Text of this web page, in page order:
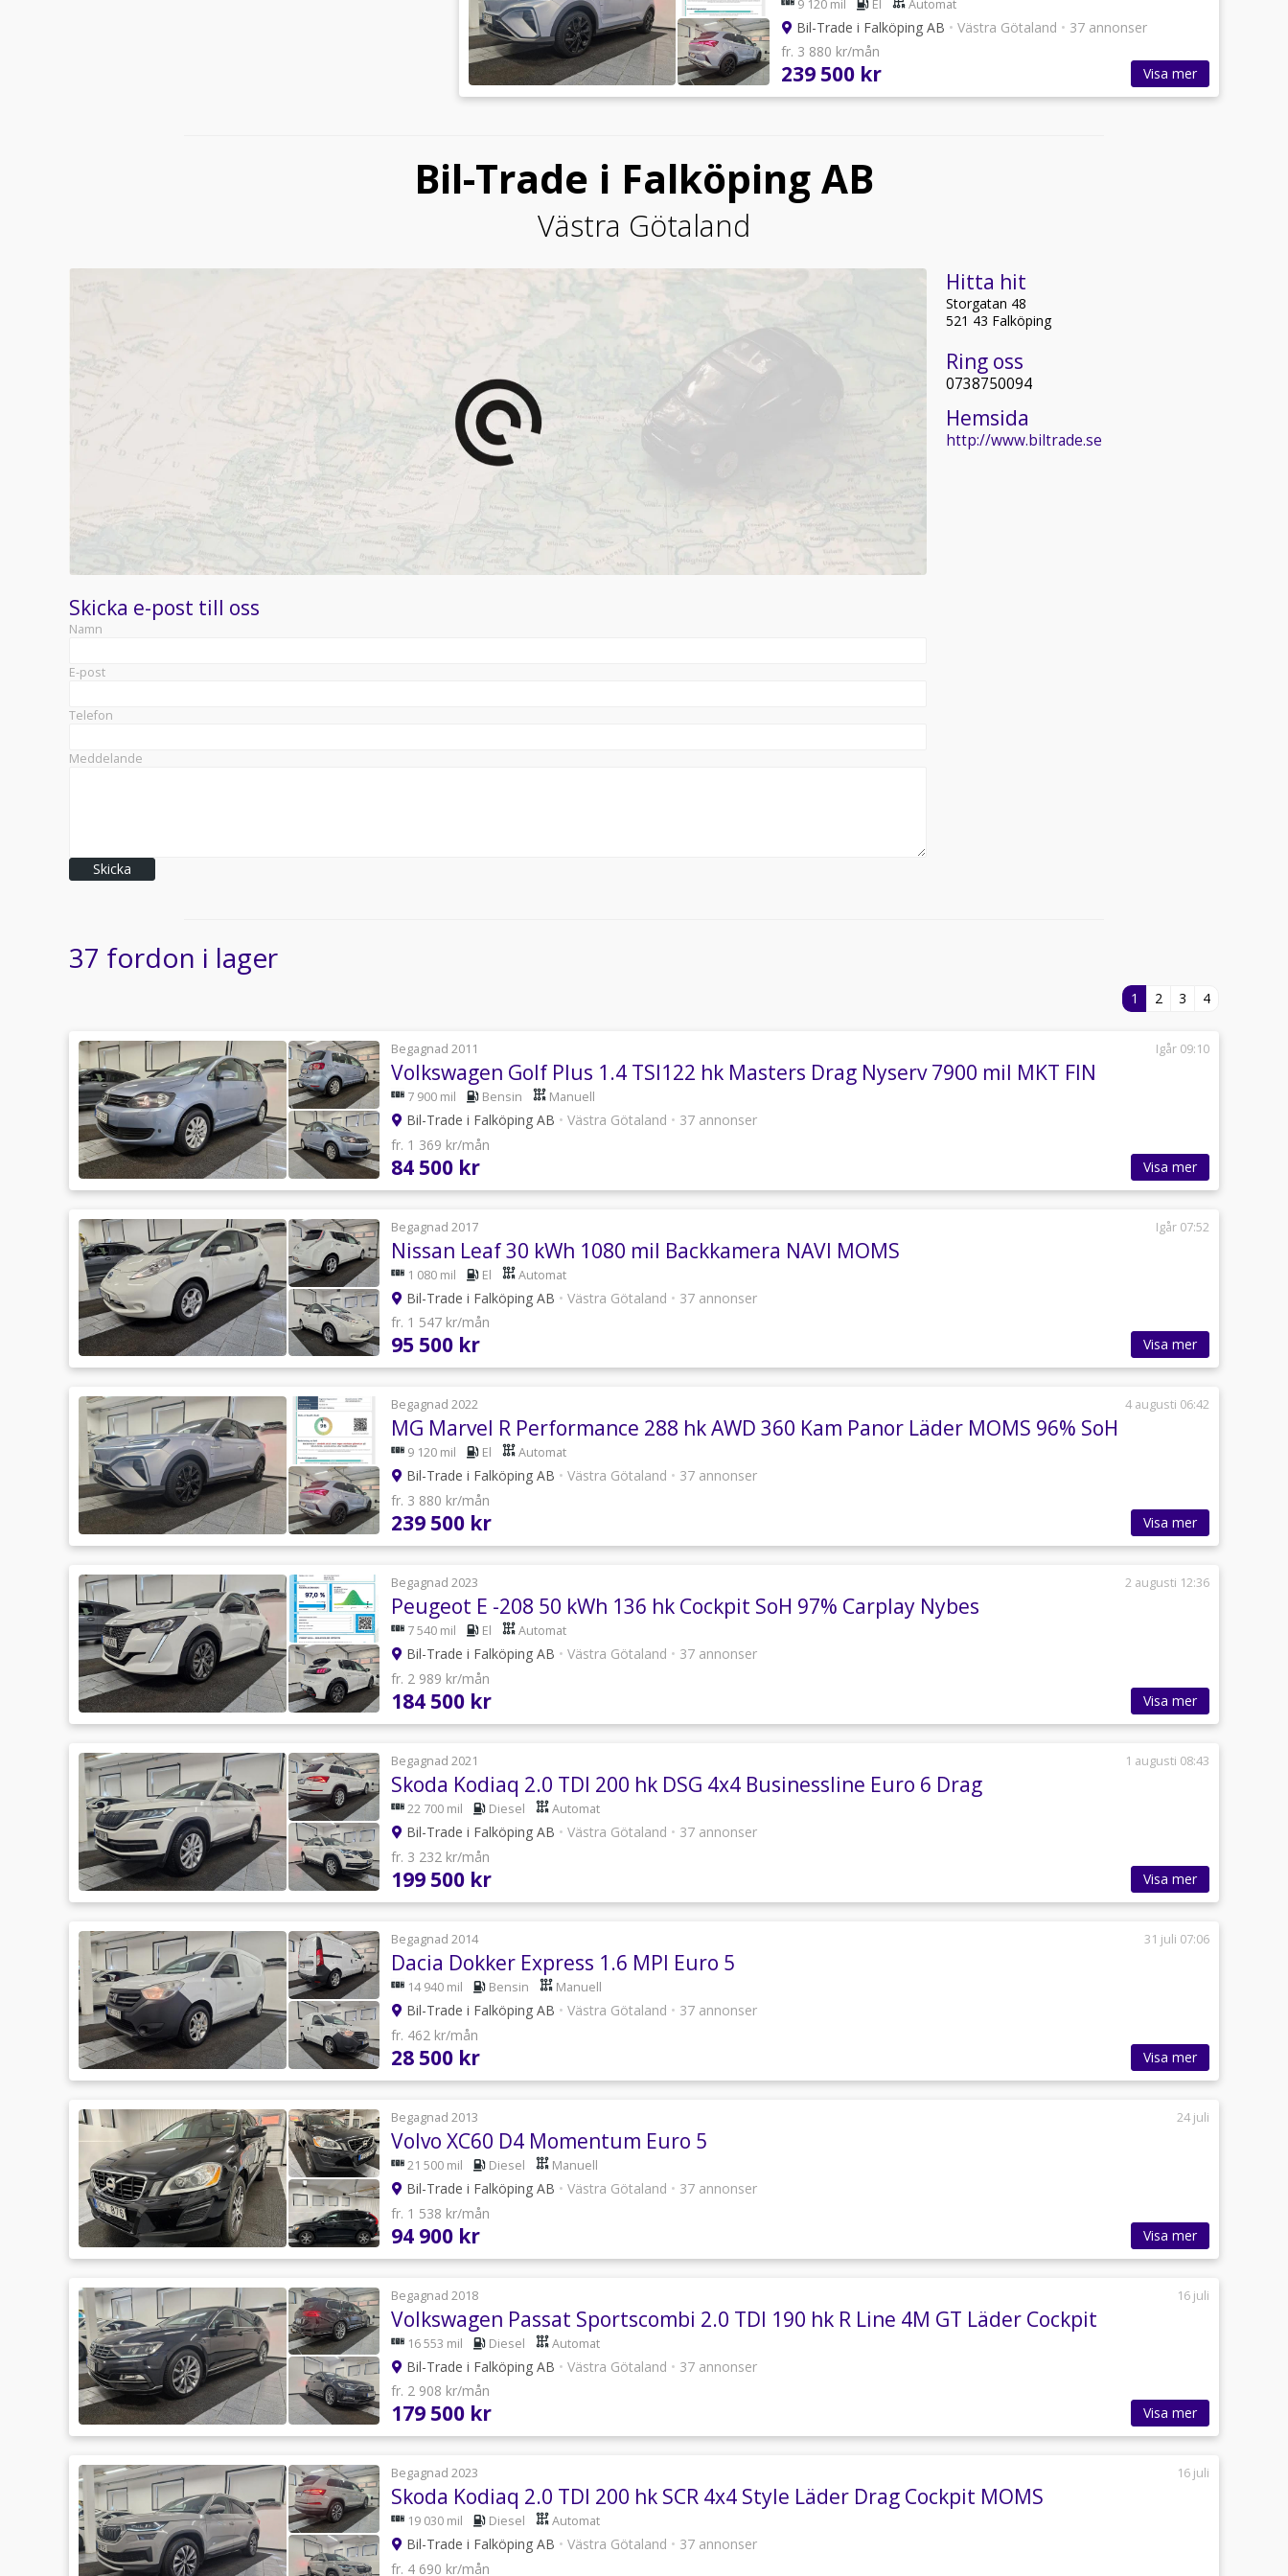
9 120 mil El Automat
Bil-Trade i Falköping AB • Västra Götaland • 37 annonser
fr. 3 880 kr/mån
239 500 kr Visa mer
Bil-Trade i Falköping AB
Västra Götaland
Skicka e-post till oss
Namn
E-post
Telefon
Meddelande
Skicka
Hitta hit
Storgatan 48
521 43 Falköping
Ring oss
0738750094
Hemsida
http://www.biltrade.se
37 fordon i lager
1 2 3 4
Begagnad 2011 Igår 09:10
Volkswagen Golf Plus 1.4 TSI122 hk Masters Drag Nyserv 7900 mil MKT FIN
7 900 mil Bensin Manuell
Bil-Trade i Falköping AB • Västra Götaland • 37 annonser
fr. 1 369 kr/mån
84 500 kr Visa mer
Begagnad 2017 Igår 07:52
Nissan Leaf 30 kWh 1080 mil Backkamera NAVI MOMS
1 080 mil El Automat
Bil-Trade i Falköping AB • Västra Götaland • 37 annonser
fr. 1 547 kr/mån
95 500 kr Visa mer
Begagnad 2022 4 augusti 06:42
MG Marvel R Performance 288 hk AWD 360 Kam Panor Läder MOMS 96% SoH
9 120 mil El Automat
Bil-Trade i Falköping AB • Västra Götaland • 37 annonser
fr. 3 880 kr/mån
239 500 kr Visa mer
Begagnad 2023 2 augusti 12:36
Peugeot E -208 50 kWh 136 hk Cockpit SoH 97% Carplay Nybes
7 540 mil El Automat
Bil-Trade i Falköping AB • Västra Götaland • 37 annonser
fr. 2 989 kr/mån
184 500 kr Visa mer
Begagnad 2021 1 augusti 08:43
Skoda Kodiaq 2.0 TDI 200 hk DSG 4x4 Businessline Euro 6 Drag
22 700 mil Diesel Automat
Bil-Trade i Falköping AB • Västra Götaland • 37 annonser
fr. 3 232 kr/mån
199 500 kr Visa mer
Begagnad 2014 31 juli 07:06
Dacia Dokker Express 1.6 MPI Euro 5
14 940 mil Bensin Manuell
Bil-Trade i Falköping AB • Västra Götaland • 37 annonser
fr. 462 kr/mån
28 500 kr Visa mer
Begagnad 2013 24 juli
Volvo XC60 D4 Momentum Euro 5
21 500 mil Diesel Manuell
Bil-Trade i Falköping AB • Västra Götaland • 37 annonser
fr. 1 538 kr/mån
94 900 kr Visa mer
Begagnad 2018 16 juli
Volkswagen Passat Sportscombi 2.0 TDI 190 hk R Line 4M GT Läder Cockpit
16 553 mil Diesel Automat
Bil-Trade i Falköping AB • Västra Götaland • 37 annonser
fr. 2 908 kr/mån
179 500 kr Visa mer
Begagnad 2023 16 juli
Skoda Kodiaq 2.0 TDI 200 hk SCR 4x4 Style Läder Drag Cockpit MOMS
19 030 mil Diesel Automat
Bil-Trade i Falköping AB • Västra Götaland • 37 annonser
fr. 4 690 kr/mån